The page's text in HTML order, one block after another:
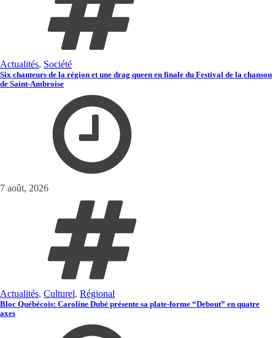
Actualités, Société
Six chanteurs de la région et une drag queen en finale du Festival de la chanson
de Saint-Ambroise
7 août, 2026
Actualités, Culturel, Régional
Bloc Québécois: Caroline Dubé présente sa plate-forme “Debout” en quatre
axes